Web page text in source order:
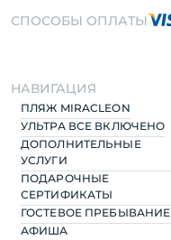
СПОСОБЫ ОПЛАТЫ
НАВИГАЦИЯ
ПЛЯЖ MIRACLEON
УЛЬТРА ВСЕ ВКЛЮЧЕНО
ДОПОЛНИТЕЛЬНЫЕ
УСЛУГИ
ПОДАРОЧНЫЕ
СЕРТИФИКАТЫ
ГОСТЕВОЕ ПРЕБЫВАНИЕ
АФИША